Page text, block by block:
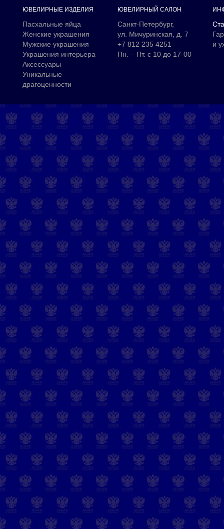
ЮВЕЛИРНЫЕ ИЗДЕЛИЯ
Пасхальные яйца
Женские украшения
Мужские украшения
Украшения интерьера
Аксессуары
Уникальные
драгоценности
ЮВЕЛИРНЫЙ САЛОН
Санкт-Петербург,
ул. Мичуринская, д. 7
+7 812 235 4251
Пн. – Пт. с 10 до 17-00
и